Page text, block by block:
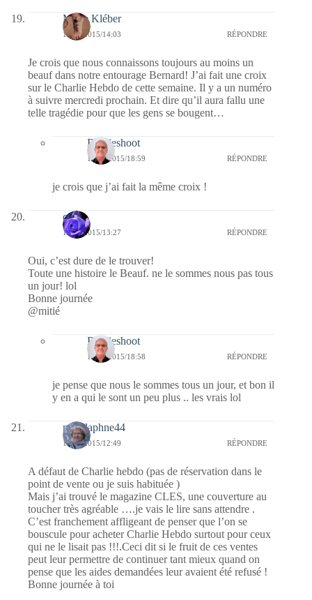
Marie Kléber
15/01/2015/14:03 RÉPONDRE
Je crois que nous connaissons toujours au moins un
beauf dans notre entourage Bernard! J’ai fait une croix
sur le Charlie Hebdo de cette semaine. Il y a un numéro
à suivre mercredi prochain. Et dire qu’il aura fallu une
telle tragédie pour que les gens se bougent…
Bernieshoot
15/01/2015/18:59 RÉPONDRE
je crois que j’ai fait la même croix !
covix
15/01/2015/13:27 RÉPONDRE
Oui, c’est dure de le trouver!
Toute une histoire le Beauf. ne le sommes nous pas tous
un jour! lol
Bonne journée
@mitié
Bernieshoot
15/01/2015/18:58 RÉPONDRE
je pense que nous le sommes tous un jour, et bon il
y en a qui le sont un peu plus .. les vrais lol
missdaphne44
15/01/2015/12:49 RÉPONDRE
A défaut de Charlie hebdo (pas de réservation dans le
point de vente ou je suis habituée )
Mais j’ai trouvé le magazine CLES, une couverture au
toucher très agréable ….je vais le lire sans attendre .
C’est franchement affligeant de penser que l’on se
bouscule pour acheter Charlie Hebdo surtout pour ceux
qui ne le lisait pas !!!.Ceci dit si le fruit de ces ventes
peut leur permettre de continuer tant mieux quand on
pense que les aides demandées leur avaient été refusé !
Bonne journée à toi